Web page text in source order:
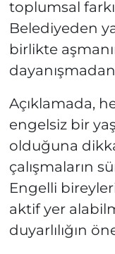
toplumsal
Belediyeden
birlikte
Açıklamada,
engelsiz bir
olduğuna
çalışmaların
Engelli
aktif yer
duyarlılığın